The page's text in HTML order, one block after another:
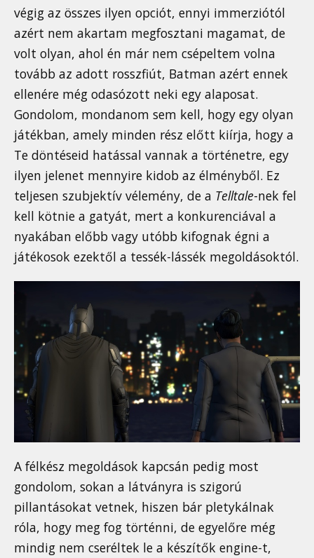
végig az összes ilyen opciót, ennyi immerziótól
azért nem akartam megfosztani magamat, de
volt olyan, ahol én már nem csépeltem volna
tovább az adott rosszfiút, Batman azért ennek
ellenére még odasózott neki egy alaposat.
Gondolom, mondanom sem kell, hogy egy olyan
játékban, amely minden rész előtt kiírja, hogy a
Te döntéseid hatással vannak a történetre, egy
ilyen jelenet mennyire kidob az élményből. Ez
teljesen szubjektív vélemény, de a Telltale-nek fel
kell kötnie a gatyát, mert a konkurenciával a
nyakában előbb vagy utóbb kifognak égni a
játékosok ezektől a tessék-lássék megoldásoktól.
A félkész megoldások kapcsán pedig most
gondolom, sokan a látványra is szigorú
pillantásokat vetnek, hiszen bár pletykálnak
róla, hogy meg fog történni, de egyelőre még
mindig nem cseréltek le a készítők engine-t,